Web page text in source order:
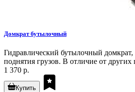
Домкрат бутылочный
Гидравлический бутылочный домкрат,
поднятия грузов. В отличие от других
1 370 р.
Купить